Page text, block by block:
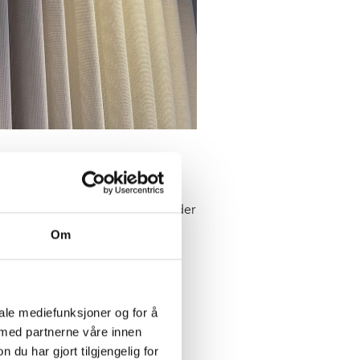
Om
mediefunksjoner og for å
partnerne våre innen
du har gjort tilgjengelig for
og spredt. I kontormiljøer, der
Dette skaper en
Disse
reduserer effektivt